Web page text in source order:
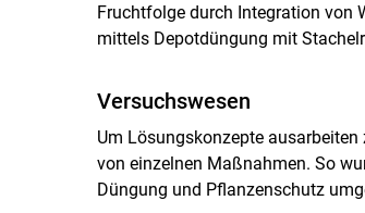
Fruchtfolge durch Integration von
mittels Depotdüngung mit
Versuchswesen
Um Lösungskonzepte
von einzelnen Maßnahmen. So
Düngung und Pflanzenschutz